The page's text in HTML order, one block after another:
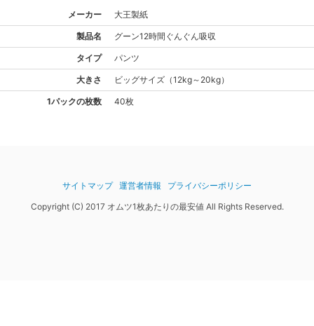
メーカー 大王製紙
製品名 グーン12時間ぐんぐん吸収
タイプ パンツ
大きさ ビッグサイズ （12kg～20kg）
1パックの枚数 40枚
サイトマップ 運営者情報
プライバシーポリシー
Copyright (C) 2017 オムツ1枚あたりの最安値 All Rights Reserved.